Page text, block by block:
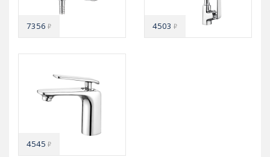
7356₽ 4503₽
4545₽